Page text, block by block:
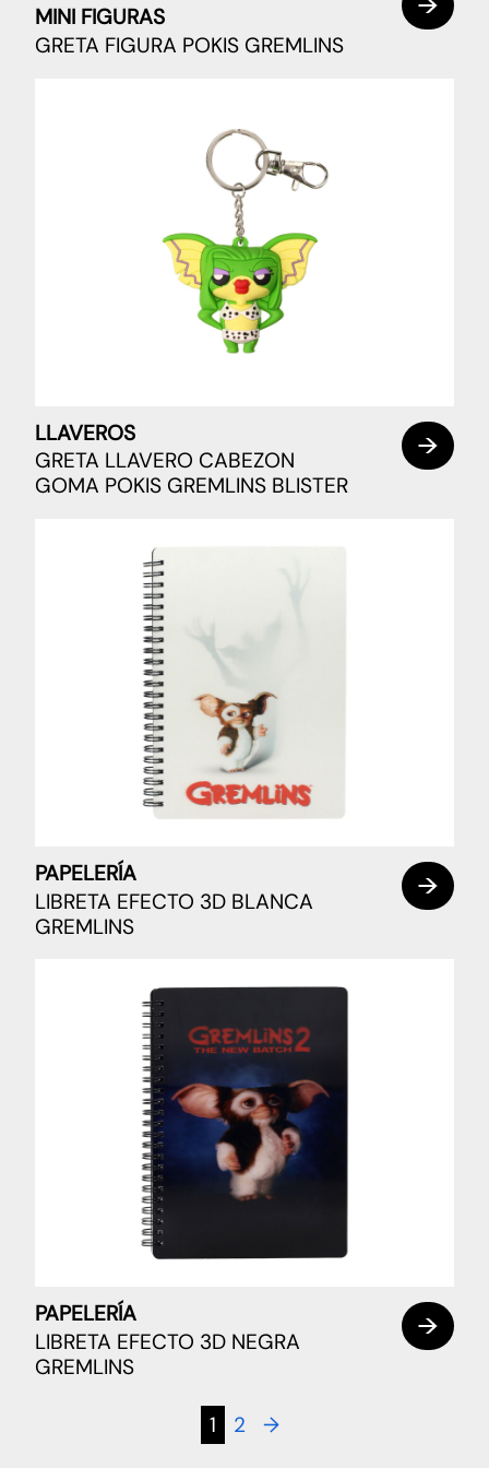
MINI FIGURAS
GRETA FIGURA POKIS GREMLINS
LLAVEROS
GRETA LLAVERO CABEZON
GOMA POKIS GREMLINS BLISTER
PAPELERÍA
LIBRETA EFECTO 3D BLANCA
GREMLINS
PAPELERÍA
LIBRETA EFECTO 3D NEGRA
GREMLINS
1 2 →